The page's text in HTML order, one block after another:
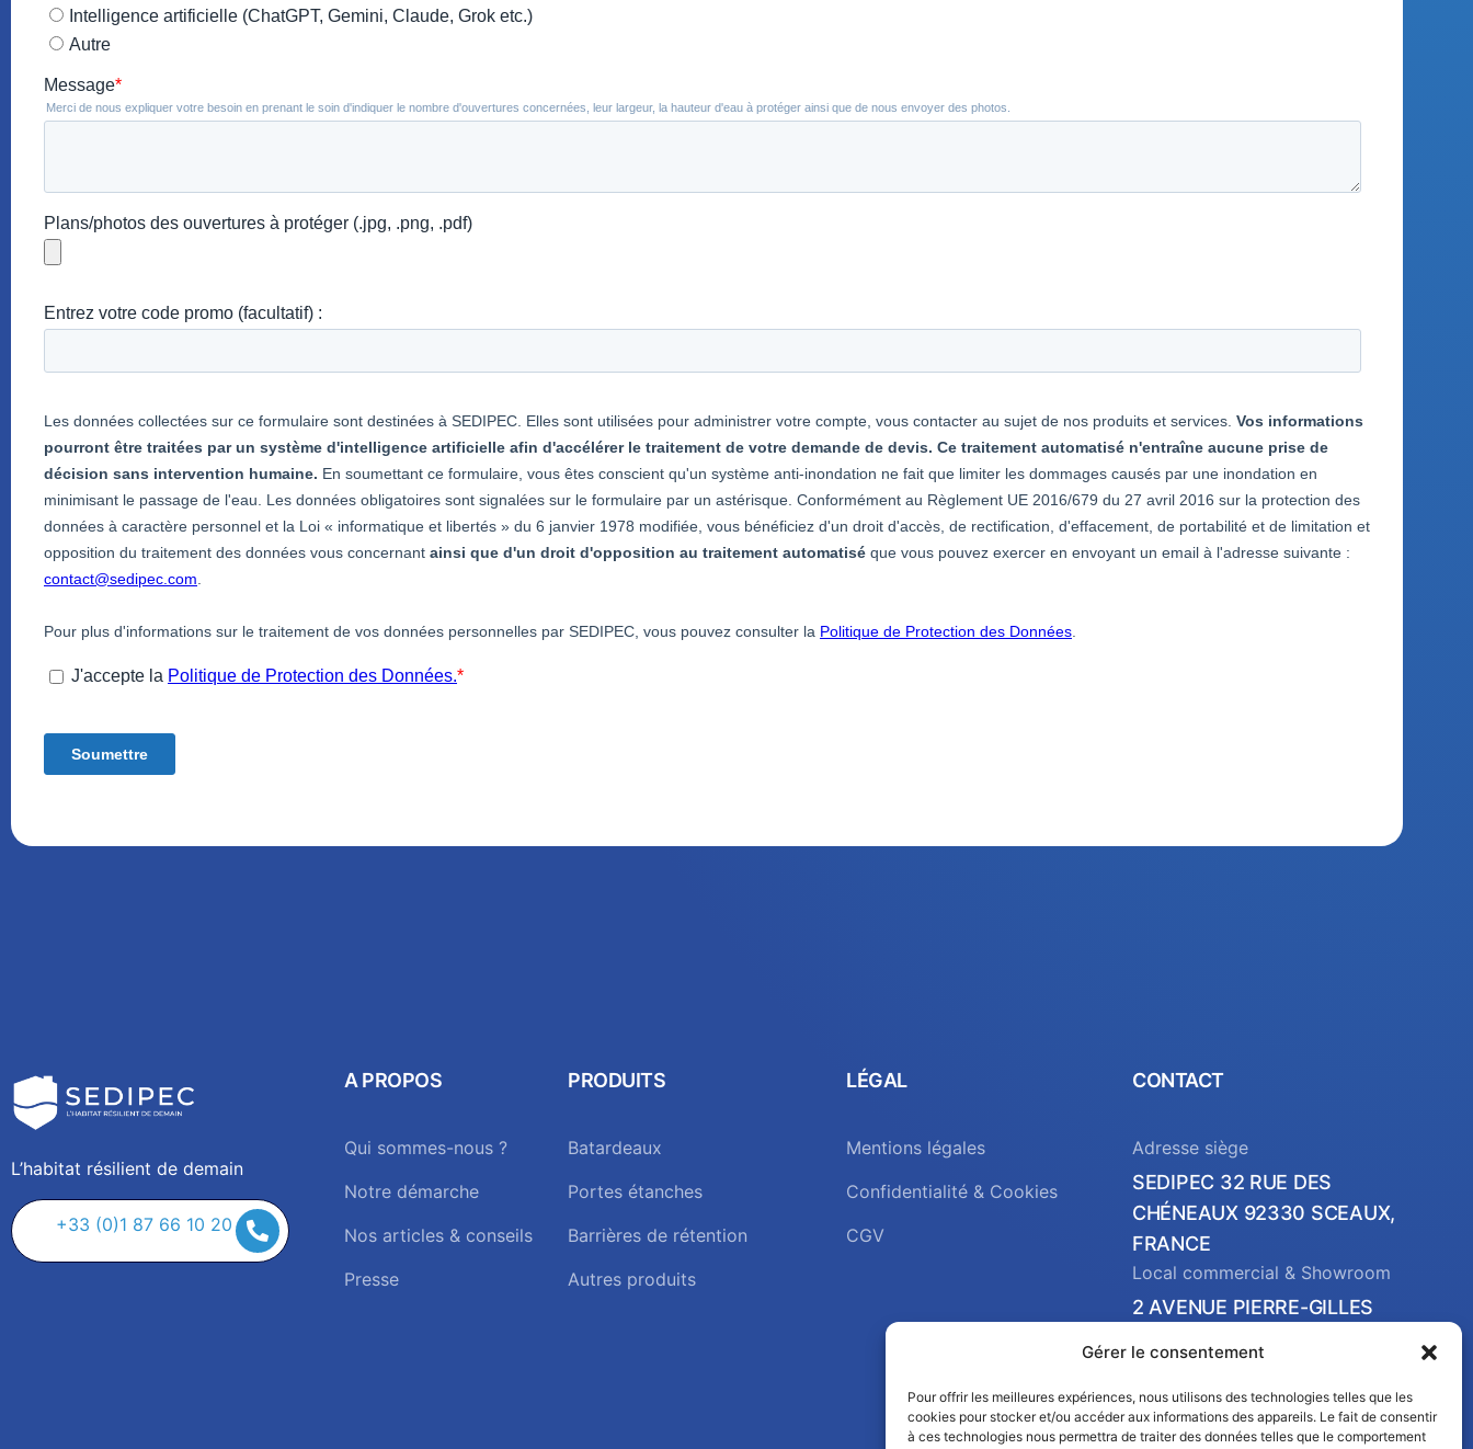
Gérer le consentement
Pour offrir les meilleures expériences, nous utilisons des technologies telles que les
cookies pour stocker et/ou accéder aux informations des appareils. Le fait de consentir
à ces technologies nous permettra de traiter des données telles que le comportement
L’habitat résilient de demain
+33 (0)1 87 66 10 20
A PROPOS
Qui sommes-nous ?
Notre démarche
Nos articles & conseils
Presse
PRODUITS
Batardeaux
Portes étanches
Barrières de rétention
Autres produits
LÉGAL
Mentions légales
Confidentialité & Cookies
CGV
CONTACT
Adresse siège
SEDIPEC 32 RUE DES
CHÉNEAUX 92330 SCEAUX,
FRANCE
Local commercial & Showroom
2 AVENUE PIERRE-GILLES
Email
contact@sedipec.com